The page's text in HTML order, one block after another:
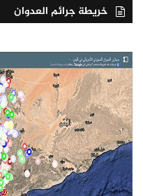
خريطة جرائم العدوان